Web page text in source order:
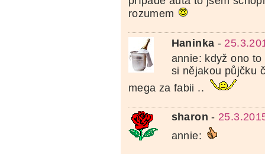
rozumem
Haninka -
annie: když ono
si nějakou půjčku
mega za fabii ..
sharon -
annie: